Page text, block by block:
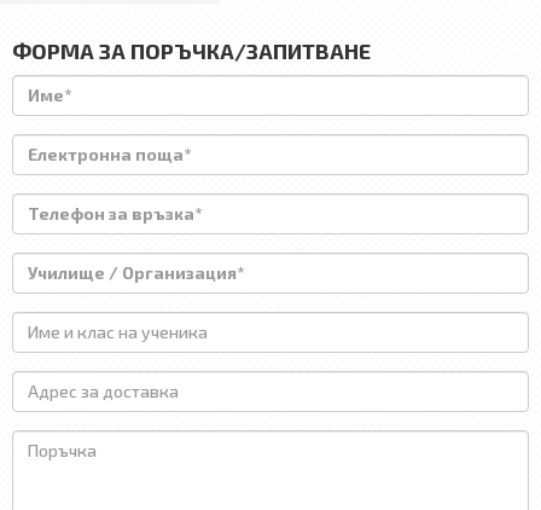
ФОРМА ЗА ПОРЪЧКА/ЗАПИТВАНЕ